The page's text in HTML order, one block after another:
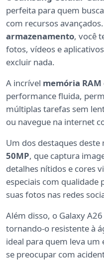
perfeita para quem
com recursos
armazenamento, você
fotos, vídeos e
excluir nada.
A incrível memória RAM
performance fluida,
múltiplas tarefas sem
ou navegue na internet
Um dos destaques deste
50MP, que captura
detalhes nítidos e cores
especiais com
suas fotos nas redes
Além disso, o Galaxy
tornando-o resistente à
ideal para quem leva um
se preocupar com